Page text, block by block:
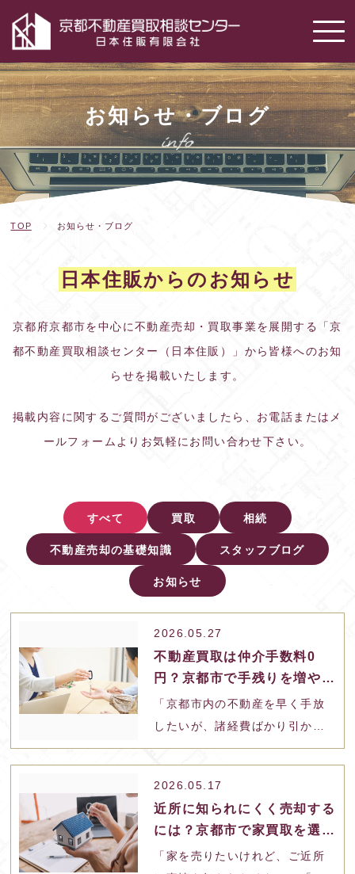
お知らせ・ブログ
TOP お知らせ・ブログ
日本住販からのお知らせ
京都府京都市を中心に不動産売却・買取事業を展開する「京
都不動産買取相談センター（日本住販）」から皆様へのお知
らせを掲載いたします。
掲載内容に関するご質問がございましたら、お電話またはメ
ールフォームよりお気軽にお問い合わせ下さい。
すべて 買取 相続
不動産売却の基礎知識 スタッフブログ
お知らせ
2026.05.27
不動産買取は仲介手数料0
円？京都市で手残りを増やす
ための比較ポイント
「京都市内の不動産を早く手放
したいが、諸経費ばかり引かれ
て手元にお金が残らないのは避
と聞くが、少しでも手残りを増
やすための具体的な根拠や方法
を知りたい」と疑問をお持ちで
はないでしょうか。 不動産を売
2026.05.17
近所に知られにくく売却する
には？京都市で家買取を選ぶ
メリットと注意点
「家を売りたいけれど、ご近所